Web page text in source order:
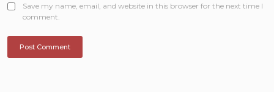
Save my name, email, and website in this browser for the next time I
comment.